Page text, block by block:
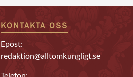
KONTAKTA OSS
Epost:
redaktion@alltomkungligt.se